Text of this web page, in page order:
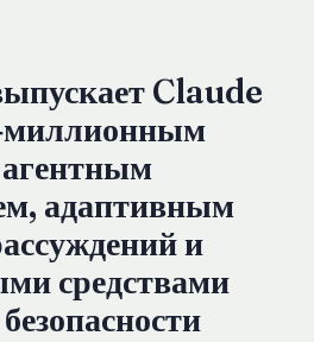
Claude
адаптивным
и
средствами